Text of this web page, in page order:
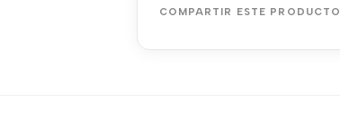
COMPARTIR ESTE PRODUCTO